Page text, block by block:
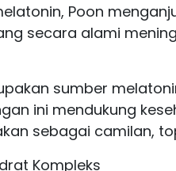
Poon
secara alami
sumber
ini mendukung
sebagai camilan,
Kompleks